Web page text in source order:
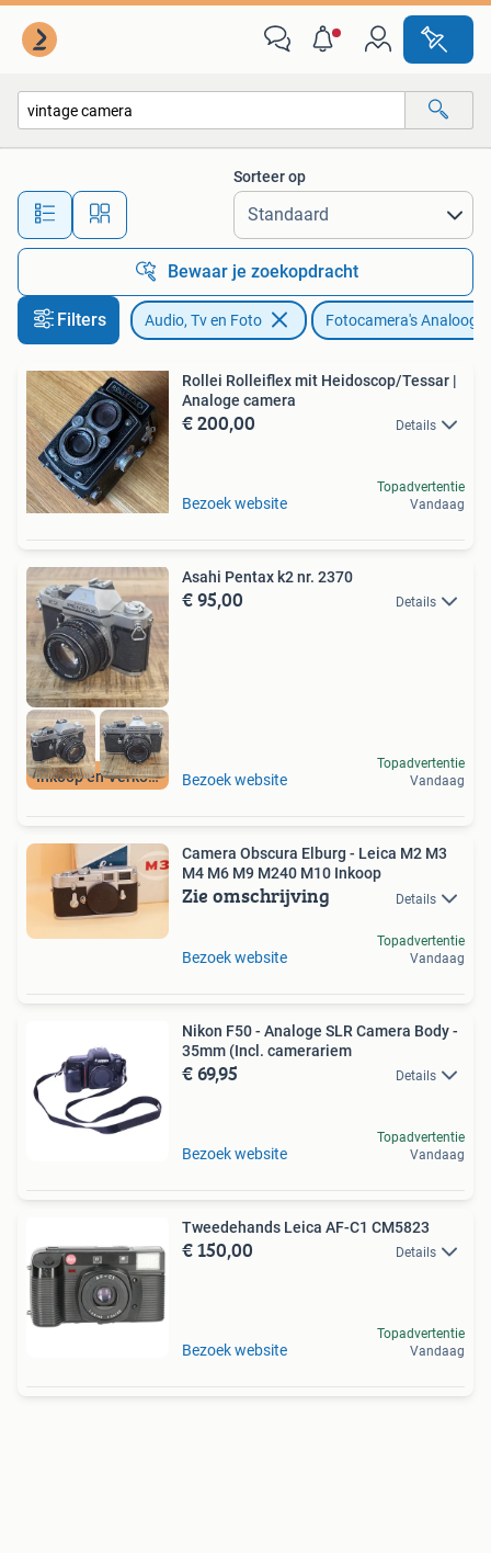
Alle afstanden…
Sorteer op
Bewaar je zoekopdracht
Filters Audio, Tv en Foto Fotocamera's Analoog
Rollei Rolleiflex mit Heidoscop/Tessar |
Analoge camera
€ 200,00 Details
Bezoek website
Topadvertentie
Vandaag
Inkoop en Verkoop
Asahi Pentax k2 nr. 2370
€ 95,00 Details
Bezoek website
Topadvertentie
Vandaag
Camera Obscura Elburg - Leica M2 M3
M4 M6 M9 M240 M10 Inkoop
Zie omschrijving Details
Bezoek website
Topadvertentie
Vandaag
Nikon F50 - Analoge SLR Camera Body -
35mm (Incl. camerariem
€ 69,95 Details
Bezoek website
Topadvertentie
Vandaag
Tweedehands Leica AF-C1 CM5823
€ 150,00 Details
Bezoek website
Topadvertentie
Vandaag